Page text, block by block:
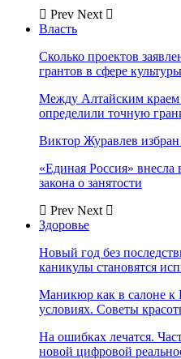
Prev Next
Власть
Сколько проектов
грантов в сфере культуры
Между Алтайским краем
определили точную
Виктор Журавлев
«Единая Россия»
закона о занятости
Prev Next
Здоровье
Новый год без
каникулы становятся
Маникюр как в салоне
условиях. Советы
На ошибках лечатся.
новой цифровой